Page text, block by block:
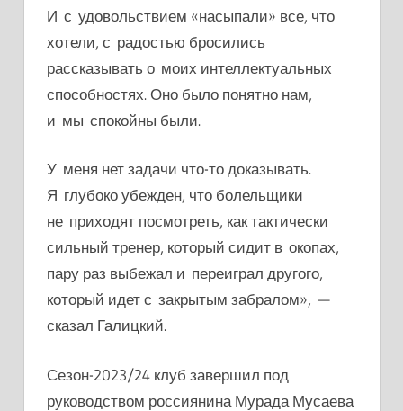
И с удовольствием «насыпали» все, что
хотели, с радостью бросились
рассказывать о моих интеллектуальных
способностях. Оно было понятно нам,
и мы спокойны были.
У меня нет задачи что-то доказывать.
Я глубоко убежден, что болельщики
не приходят посмотреть, как тактически
сильный тренер, который сидит в окопах,
пару раз выбежал и переиграл другого,
который идет с закрытым забралом», —
сказал Галицкий.
Сезон-2023/24 клуб завершил под
руководством россиянина Мурада Мусаева